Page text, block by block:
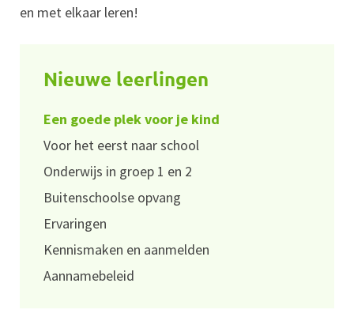
en met elkaar leren!
Nieuwe leerlingen
Een goede plek voor je kind
Voor het eerst naar school
Onderwijs in groep 1 en 2
Buitenschoolse opvang
Ervaringen
Kennismaken en aanmelden
Aannamebeleid